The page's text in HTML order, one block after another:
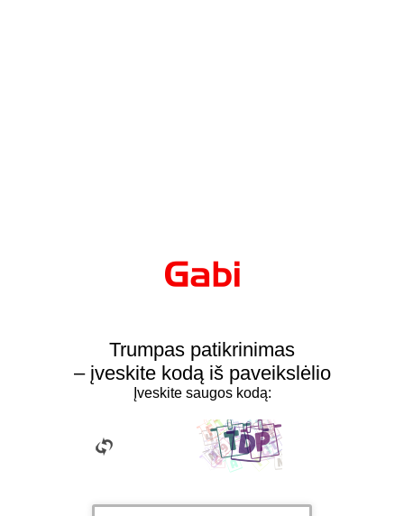
Trumpas patikrinimas
– įveskite kodą iš paveikslėlio
Įveskite saugos kodą: